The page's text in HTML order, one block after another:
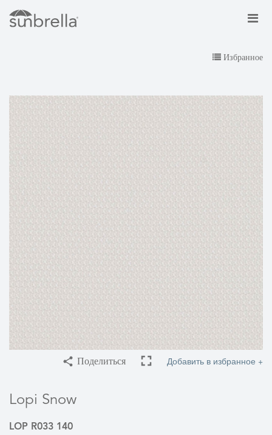
Избранное
Поделиться Добавить в избранное +
Lopi Snow
LOP R033 140